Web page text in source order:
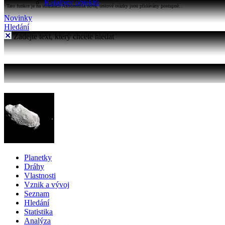
Katalogy objektů
Tato funkce je na stránkách Astronomia nová, testové otázky jsou přidávány postupně...
Novinky
Hledání
Zadejte text, který chcete hledat
Planetky
Dráhy
Vlastnosti
Vznik a vývoj
Seznam
Hledání
Statistika
Analýza